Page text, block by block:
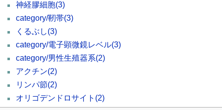
神経膠細胞(3)
category/靭帯(3)
くるぶし(3)
category/電子顕微鏡レベル(3)
category/男性生殖器系(2)
アクチン(2)
リンパ節(2)
オリゴデンドロサイト (2)